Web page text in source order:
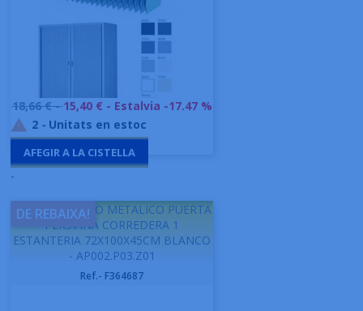
Preu
base
18,66 € -15,40 € - Estalvia -17.47 %
 2 - Unitats en estoc
AFEGIR A LA CISTELLA
-
GAPSA ARMARIO METALICO PUERTA
PERSIANA CORREDERA 1
ESTANTERIA 72X100X45CM BLANCO
- AP002.P03.Z01
Ref.- F364687
DE REBAIXA!